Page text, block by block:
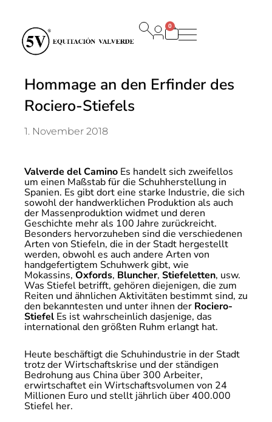
0
Warenkorb
Hommage an den Erfinder des
Rociero-Stiefels
1. November 2018
Valverde del CaminoEs handelt sich zweifellos
um einen Maßstab für die Schuhherstellung in
Spanien. Es gibt dort eine starke Industrie, die sich
sowohl der handwerklichen Produktion als auch
der Massenproduktion widmet und deren
Geschichte mehr als 100 Jahre zurückreicht.
Besonders hervorzuheben sind die verschiedenen
Arten von Stiefeln, die in der Stadt hergestellt
werden, obwohl es auch andere Arten von
handgefertigtem Schuhwerk gibt, wie
Mokassins, Oxfords, Bluncher, Stiefeletten, usw.
Was Stiefel betrifft, gehören diejenigen, die zum
Reiten und ähnlichen Aktivitäten bestimmt sind, zu
den bekanntesten und unter ihnen der Rociero-
StiefelEs ist wahrscheinlich dasjenige, das
international den größten Ruhm erlangt hat.
Heute beschäftigt die Schuhindustrie in der Stadt
trotz der Wirtschaftskrise und der ständigen
Bedrohung aus China über 300 Arbeiter,
erwirtschaftet ein Wirtschaftsvolumen von 24
Millionen Euro und stellt jährlich über 400.000
Stiefel her.